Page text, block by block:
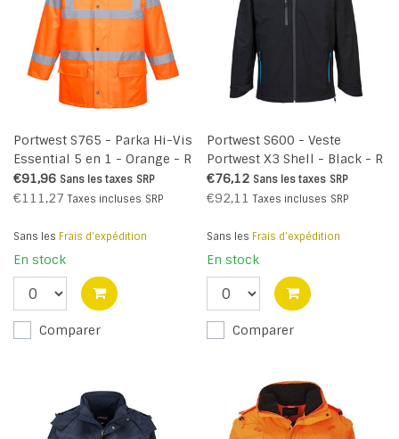
Portwest S765 - Parka Hi-Vis
Essential 5 en 1 - Orange - R
€91,96 Sans les taxes SRP
€111,27 Taxes incluses SRP
Sans les Frais d'expédition
En stock
Comparer
Portwest S600 - Veste
Portwest X3 Shell - Black - R
€76,12 Sans les taxes SRP
€92,11 Taxes incluses SRP
Sans les Frais d'expédition
En stock
Comparer